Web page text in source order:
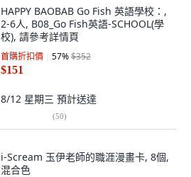
HAPPY BAOBAB Go Fish 英語學校：,
2-6人, B08_Go Fish英語-SCHOOL(學
校), 請參考詳情頁
首購折扣價 57%$352
$151
8/12 星期三 預計送達
(50)
i-Scream 玉伊老師的職涯漫畫卡, 8個,
混合色